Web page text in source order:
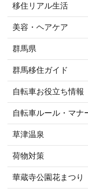
移住リアル生活
美容・ヘアケア
群馬県
群馬移住ガイド
自転車お役立ち情報
自転車ルール・マナ
草津温泉
荷物対策
華蔵寺公園花まつり